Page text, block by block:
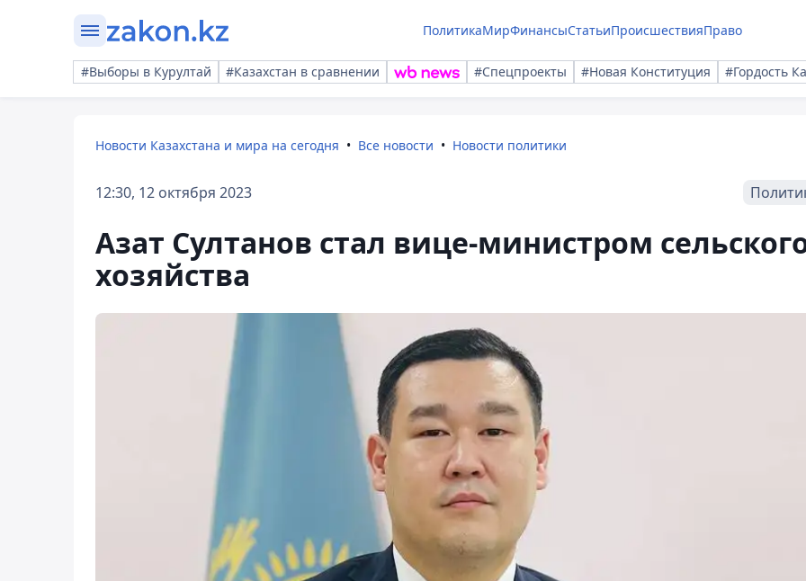
ПолитикаМирФинансыСтатьиПроисшествияПраво
#Выборы в Курултай #Казахстан в сравнении #Спецпроекты #Новая Конституция #Гордость
Новости Казахстана и мира на сегодня Все новости Новости политики
12:30, 12 октября 2023
Азат Султанов стал вице-министром
хозяйства